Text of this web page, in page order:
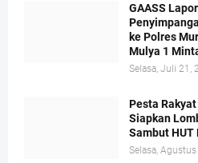
GAASS
ke Polres
Mulya 1
Selasa, Juli 21,
Pesta
Siapkan
Sambut HUT
Selasa,